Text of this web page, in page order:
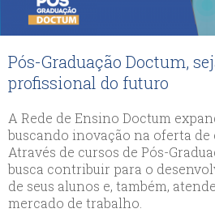
Pós-Graduação Doctum,
profissional do futuro
A Rede de Ensino Doctum
buscando inovação na oferta de
Através de cursos de Pós-
busca contribuir para o
de seus alunos e, também,
mercado de trabalho.